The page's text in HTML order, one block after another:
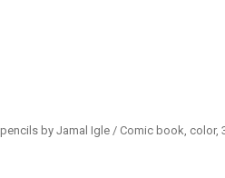
by Jamal Igle / Comic book,